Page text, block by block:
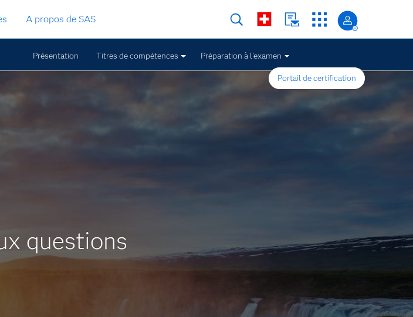
A propos de SAS
Présentation Titres de compétences Préparation à l'examen
Portail de certification
questions